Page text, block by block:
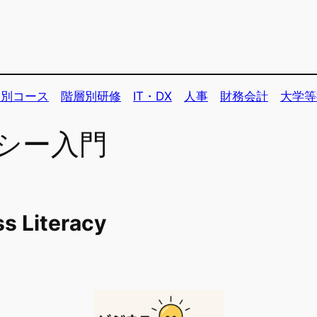
コース 階層別研修 IT・DX 人事 財務会計 大学
ー入門
Literacy